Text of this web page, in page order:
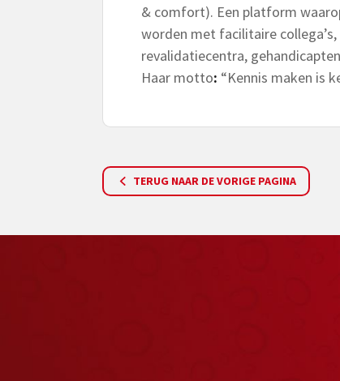
& comfort). Een platform
worden met facilitaire
revalidatiecentra,
Haar motto: “Kennis maken is
TERUG NAAR DE VORIGE PAGINA